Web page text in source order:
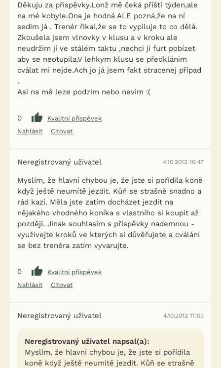
Děkuju za příspěvky.Lonž mě čeká příští týden,ale
na mé kobyle.Ona je hodná ALE pozná,že na ní
sedim já . Trenér řikal,že se to vypiluje to co dělá.
Zkoušela jsem vlnovky v klusu a v kroku ale
neudržim jí ve stálém taktu ,nechci jí furt pobízet
aby se neotupila.V lehkym klusu se předklánim
cválat mi nejde.Ach jo já jsem fakt stracenej případ
.
Asi na mě leze podzim nebo nevim :(
0
Kvalitní příspěvek
Nahlásit
Citovat
Neregistrovaný uživatel 4.10.2012 10:47
Myslím, že hlavní chybou je, že jste si pořídila koně
když ještě neumítě jezdit. Kůň se strašně snadno a
rád kazí. Měla jste zatím docházet jezdit na
nějakého vhodného koníka s vlastního si koupit až
později. Jinak souhlasím s příspěvky nademnou -
využívejte kroků ve kterých si důvěřujete a cválání
se bez trenéra zatím vyvarujte.
0
Kvalitní příspěvek
Nahlásit
Citovat
Neregistrovaný uživatel 4.10.2012 11:03
Neregistrovaný uživatel napsal(a):
Myslím, že hlavní chybou je, že jste si pořídila
koně když ještě neumítě jezdit. Kůň se strašně